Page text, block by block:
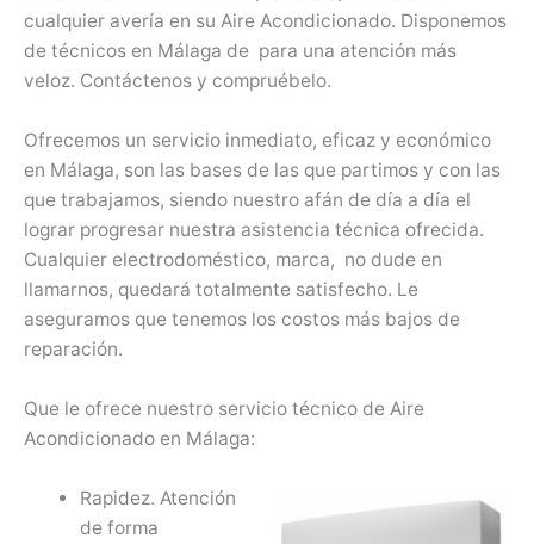
cualquier avería en su Aire Acondicionado. Disponemos
de técnicos en Málaga de para una atención más
veloz. Contáctenos y compruébelo.
Ofrecemos un servicio inmediato, eficaz y económico
en Málaga, son las bases de las que partimos y con las
que trabajamos, siendo nuestro afán de día a día el
lograr progresar nuestra asistencia técnica ofrecida.
Cualquier electrodoméstico, marca, no dude en
llamarnos, quedará totalmente satisfecho. Le
aseguramos que tenemos los costos más bajos de
reparación.
Que le ofrece nuestro servicio técnico de Aire
Acondicionado en Málaga:
Rapidez. Atención
de forma